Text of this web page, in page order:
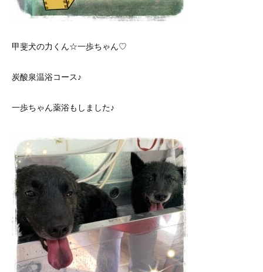
甲斐犬の力くん☆一歩ちゃん♡
炭酸泉温浴コース♪
一歩ちゃん薬浴もしました♪